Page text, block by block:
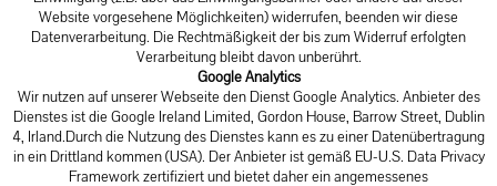
Website vorgesehene Möglichkeiten) widerrufen, beenden wir diese
Datenverarbeitung. Die Rechtmäßigkeit der bis zum Widerruf erfolgten
Verarbeitung bleibt davon unberührt.
Google Analytics
Wir nutzen auf unserer Webseite den Dienst Google Analytics. Anbieter des
Dienstes ist die Google Ireland Limited, Gordon House, Barrow Street, Dublin
4, Irland.Durch die Nutzung des Dienstes kann es zu einer Datenübertragung
in ein Drittland kommen (USA). Der Anbieter ist gemäß EU-U.S. Data Privacy
Framework zertifiziert und bietet daher ein angemessenes